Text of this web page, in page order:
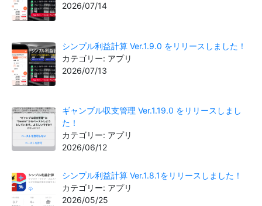
2026/07/14
シンプル利益計算 Ver.1.9.0 をリリースしました！
カテゴリー: アプリ
2026/07/13
ギャンブル収支管理 Ver.1.19.0 をリリースしまし
た！
カテゴリー: アプリ
2026/06/12
シンプル利益計算 Ver.1.8.1をリリースしました！
カテゴリー: アプリ
2026/05/25